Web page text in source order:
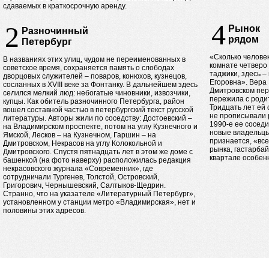
сдаваемых в краткосрочную аренду.
2 Разночинный
Петербург
В названиях этих улиц, чудом не переименованных в
советское время, сохраняется память о слободах
дворцовых служителей – поваров, конюхов, кузнецов,
сосланных в XVIII веке за Фонтанку. В дальнейшем здесь
селился мелкий люд: небогатые чиновники, извозчики,
купцы. Как обитель разночинного Петербурга, район
вошел составной частью в петербургский текст русской
литературы. Авторы жили по соседству: Достоевский –
на Владимирском проспекте, потом на углу Кузнечного и
Ямской, Лесков – на Кузнечном, Гаршин – на
Дмитровском, Некрасов на углу Колокольной и
Дмитровского. Спустя пятнадцать лет в этом же доме с
башенкой (на фото наверху) расположилась редакция
некрасовского журнала «Современник», где
сотрудничали Тургенев, Толстой, Островский,
Григорович, Чернышевский, Салтыков-Щедрин.
Странно, что на указателе «Литературный Петербург»,
установленном у станции метро «Владимирская», нет и
половины этих адресов.
4 Рынок
рядом
«Сколько
комнате
таджики, здесь
Егоровна». Вера
Дмитровском
пережила с
Тридцать лет ей
не прописывали
1990-е ее
новые
признается,
рынка,
квартале